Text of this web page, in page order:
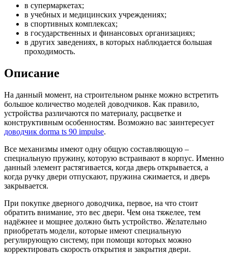
в супермаркетах;
в учебных и медицинских учреждениях;
в спортивных комплексах;
в государственных и финансовых организациях;
в других заведениях, в которых наблюдается большая
проходимость.
Описание
На данный момент, на строительном рынке можно встретить
большое количество моделей доводчиков. Как правило,
устройства различаются по материалу, расцветке и
конструктивным особенностям. Возможно вас заинтересует
доводчик dorma ts 90 impulse.
Все механизмы имеют одну общую составляющую –
специальную пружину, которую встраивают в корпус. Именно
данный элемент растягивается, когда дверь открывается, а
когда ручку двери отпускают, пружина сжимается, и дверь
закрывается.
При покупке дверного доводчика, первое, на что стоит
обратить внимание, это вес двери. Чем она тяжелее, тем
надёжнее и мощнее должно быть устройство. Желательно
приобретать модели, которые имеют специальную
регулирующую систему, при помощи которых можно
корректировать скорость открытия и закрытия двери.